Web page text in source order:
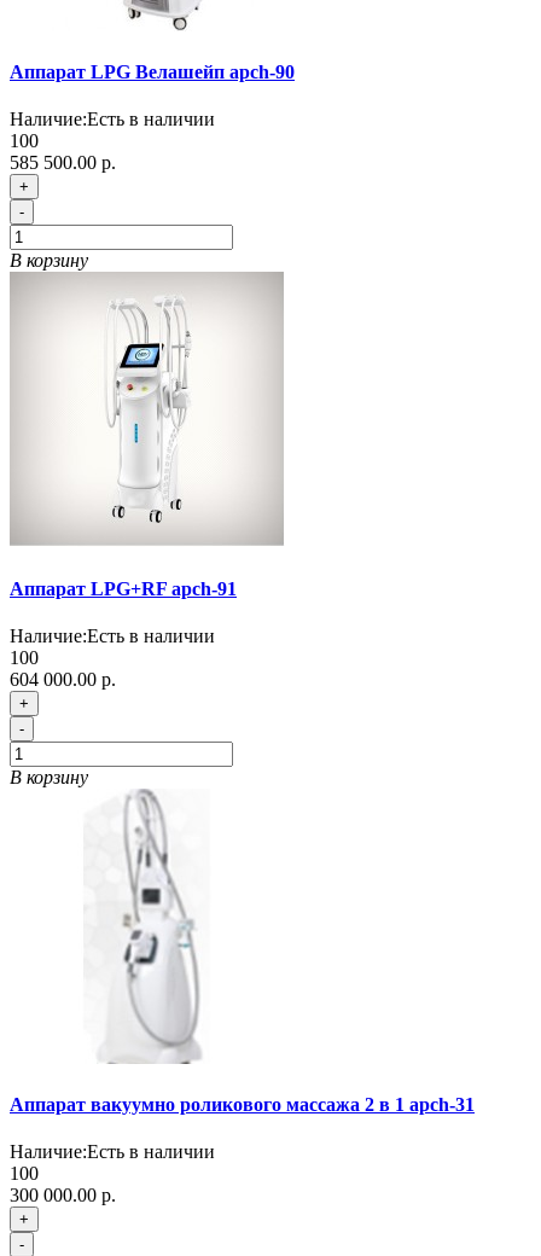
Аппарат LPG Велашейп apch-90
Наличие:Есть в наличии
100
585 500.00 р.
+
-
В корзину
Аппарат LPG+RF apch-91
Наличие:Есть в наличии
100
604 000.00 р.
+
-
В корзину
Аппарат вакуумно роликового массажа 2 в 1 apch-31
Наличие:Есть в наличии
100
300 000.00 р.
+
-